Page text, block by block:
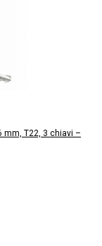
mm, T22, 3 chiavi –